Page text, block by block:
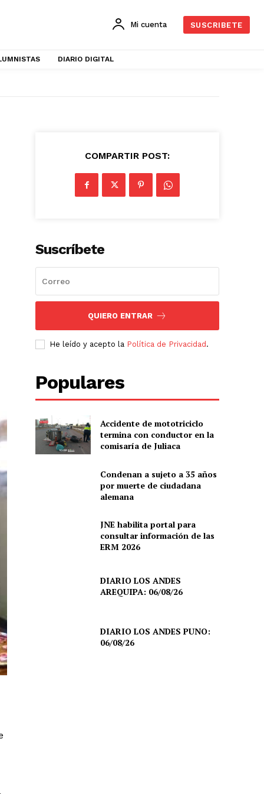
Mi cuenta SUSCRIBETE
DIARIO DIGITAL
COMPARTIR POST:
Suscríbete
QUIERO ENTRAR
He leído y acepto la Política de Privacidad .
Populares
Accidente de mototriciclo
termina con conductor en la
comisaría de Juliaca
Condenan a sujeto a 35 años
por muerte de ciudadana
alemana
JNE habilita portal para
consultar información de las
ERM 2026
DIARIO LOS ANDES
AREQUIPA: 06/08/26
DIARIO LOS ANDES PUNO:
06/08/26